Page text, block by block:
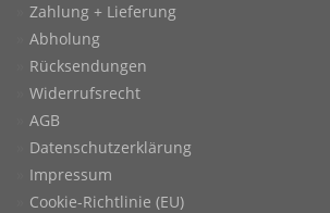
Zahlung + Lieferung
Abholung
Rücksendungen
Widerrufsrecht
AGB
Datenschutzerklärung
Impressum
Cookie-Richtlinie (EU)